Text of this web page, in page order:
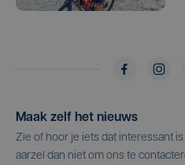
Maak zelf het nieuws
Zie of hoor je iets dat interessant
aarzel dan niet om ons te